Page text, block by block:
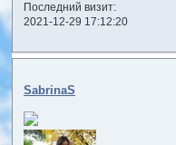
Последний визит:
2021-12-29 17:12:20
SabrinaS